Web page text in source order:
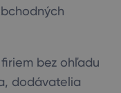
bez ohľadu
dodávatelia